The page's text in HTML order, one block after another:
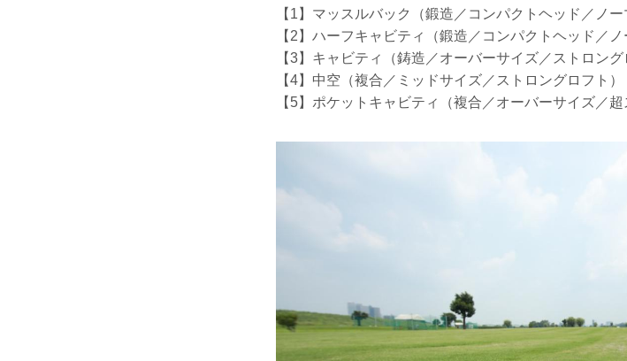
【1】マッスルバック（鍛造／コンパクトヘッド／ノー
【2】ハーフキャビティ（鍛造／コンパクトヘッド／ノ
【3】キャビティ（鋳造／オーバーサイズ／ストロング
【4】中空（複合／ミッドサイズ／ストロングロフト）
【5】ポケットキャビティ（複合／オーバーサイズ／超